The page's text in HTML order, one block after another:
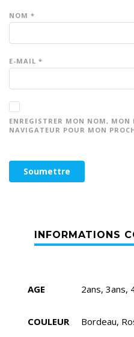
NOM *
E-MAIL *
ENREGISTRER MON NOM,
NAVIGATEUR POUR MON
AGE 2ans, 3ans,
COULEUR Bordeau,